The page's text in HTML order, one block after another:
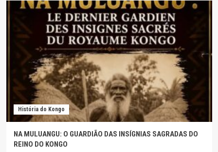
História do Kongo
NA MULUANGU: O GUARDIÃO DAS INSÍGNIAS SAGRADAS DO
REINO DO KONGO